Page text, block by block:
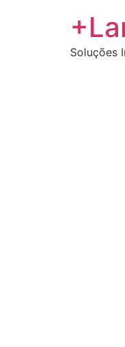
Soluções